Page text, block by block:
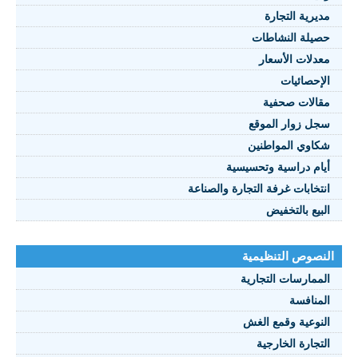
النصوص 2021
FRANÇAIS
مديرية التجارة
حصيلة النشاطات
معدلات الأسعار
الإحصائيات
مقالات صحفية
سجل زوار الموقع
شكاوي المواطنين
أيام دراسية وتحسيسية
انتخابات غرفة التجارة والصناعة
البيع بالتخفيض
النصوص التنظيمية
الممارسات التجارية
المنافسة
النوعية وقمع الغش
التجارة الخارجية